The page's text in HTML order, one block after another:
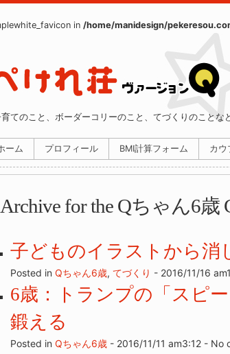
in /home/manidesign/
てのこと、ボーダーコリーのこと、てづくりのことな
ーム プロフィール BMI計算フォーム カウ
Archive for the Qちゃん6歳
子どものイラストから消
Posted in Qちゃん6歳, てづくり - 2016/11/16
6歳：トランプの「スピ
鍛える
Posted in Qちゃん6歳 - 2016/11/11 am3:12 - No